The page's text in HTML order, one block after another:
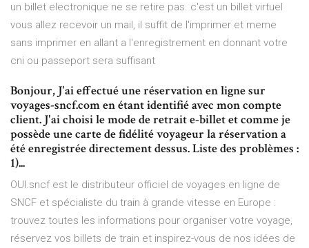
un billet electronique ne se retire pas. c'est un billet virtuel
vous allez recevoir un mail, il suffit de l'imprimer et meme
sans imprimer en allant a l'enregistrement en donnant votre
cni ou passeport sera suffisant
Bonjour, J'ai effectué une réservation en ligne sur
voyages-sncf.com en étant identifié avec mon compte
client. J'ai choisi le mode de retrait e-billet et comme je
possède une carte de fidélité voyageur la réservation a
été enregistrée directement dessus. Liste des problèmes :
1)...
OUI.sncf est le distributeur officiel de voyages en ligne de
SNCF et spécialiste du train à grande vitesse en Europe :
trouvez toutes les informations pour organiser votre voyage,
réservez vos billets de train et inspirez-vous de nos idées de